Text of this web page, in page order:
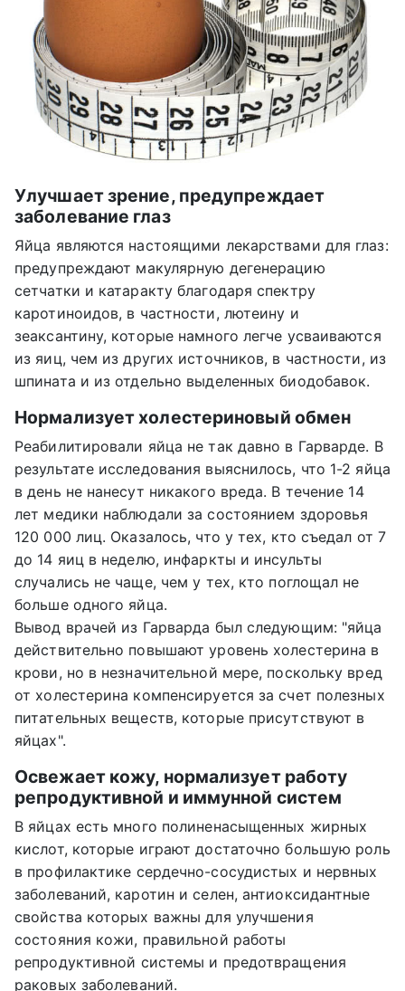
Улучшает зрение, предупреждает
заболевание глаз
Яйца являются настоящими лекарствами для глаз:
предупреждают макулярную дегенерацию
сетчатки и катаракту благодаря спектру
каротиноидов, в частности, лютеину и
зеаксантину, которые намного легче усваиваются
из яиц, чем из других источников, в частности, из
шпината и из отдельно выделенных биодобавок.
Нормализует холестериновый обмен
Реабилитировали яйца не так давно в Гарварде. В
результате исследования выяснилось, что 1-2 яйца
в день не нанесут никакого вреда. В течение 14
лет медики наблюдали за состоянием здоровья
120 000 лиц. Оказалось, что у тех, кто съедал от 7
до 14 яиц в неделю, инфаркты и инсульты
случались не чаще, чем у тех, кто поглощал не
больше одного яйца.
Вывод врачей из Гарварда был следующим: "яйца
действительно повышают уровень холестерина в
крови, но в незначительной мере, поскольку вред
от холестерина компенсируется за счет полезных
питательных веществ, которые присутствуют в
яйцах".
Освежает кожу, нормализует работу
репродуктивной и иммунной систем
В яйцах есть много полиненасыщенных жирных
кислот, которые играют достаточно большую роль
в профилактике сердечно-сосудистых и нервных
заболеваний, каротин и селен, антиоксидантные
свойства которых важны для улучшения
состояния кожи, правильной работы
репродуктивной системы и предотвращения
раковых заболеваний.